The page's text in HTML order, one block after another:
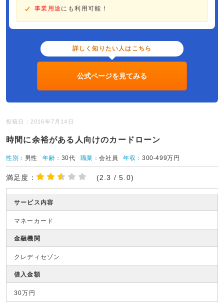
事業用途 にも利用可能！
詳しく知りたい人はこちら
公式ページを見てみる
投稿日：2016年7月14日
時間に余裕がある人向けのカードローン
性別： 男性 年齢： 30代 職業：会社員 年収：300-499万円
満足度： (2.3 / 5.0)
サービス内容
マネーカード
金融機関
クレディセゾン
借入金額
30万円